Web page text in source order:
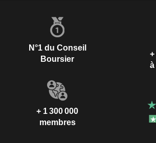
N°1 du Conseil
Boursier
+ 1 300 000
membres